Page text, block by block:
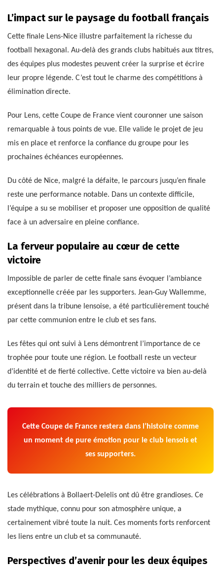
L’impact sur le paysage du football français
Cette finale Lens-Nice illustre parfaitement la richesse du
football hexagonal. Au-delà des grands clubs habitués aux titres,
des équipes plus modestes peuvent créer la surprise et écrire
leur propre légende. C’est tout le charme des compétitions à
élimination directe.
Pour Lens, cette Coupe de France vient couronner une saison
remarquable à tous points de vue. Elle valide le projet de jeu
mis en place et renforce la confiance du groupe pour les
prochaines échéances européennes.
Du côté de Nice, malgré la défaite, le parcours jusqu’en finale
reste une performance notable. Dans un contexte difficile,
l’équipe a su se mobiliser et proposer une opposition de qualité
face à un adversaire en pleine confiance.
La ferveur populaire au cœur de cette
victoire
Impossible de parler de cette finale sans évoquer l’ambiance
exceptionnelle créée par les supporters. Jean-Guy Wallemme,
présent dans la tribune lensoise, a été particulièrement touché
par cette communion entre le club et ses fans.
Les fêtes qui ont suivi à Lens démontrent l’importance de ce
trophée pour toute une région. Le football reste un vecteur
d’identité et de fierté collective. Cette victoire va bien au-delà
du terrain et touche des milliers de personnes.
Cette Coupe de France restera dans l’histoire comme
un moment de pure émotion pour le club lensois et
ses supporters.
Les célébrations à Bollaert-Delelis ont dû être grandioses. Ce
stade mythique, connu pour son atmosphère unique, a
certainement vibré toute la nuit. Ces moments forts renforcent
les liens entre un club et sa communauté.
Perspectives d’avenir pour les deux équipes